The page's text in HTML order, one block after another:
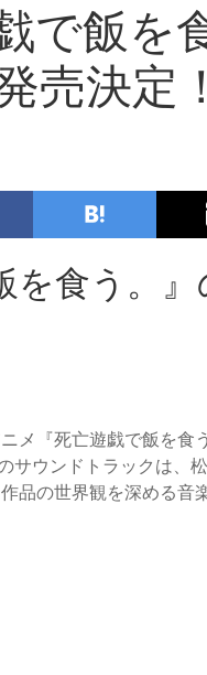
で飯を
売決定
を食う。
メ『死亡遊戯で飯を食
サウンドトラックは、
品の世界観を深める音